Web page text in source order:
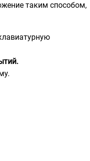
таким способом,